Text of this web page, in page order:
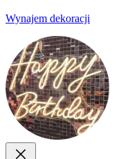
Wynajem dekoracji